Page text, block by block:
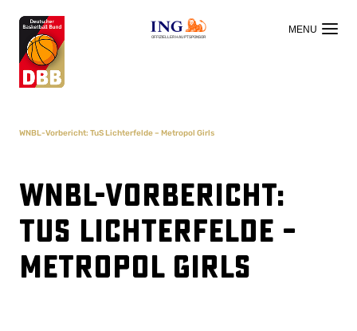
OFFIZIELLER HAUPTSPONSOR
WNBL-Vorbericht: TuS Lichterfelde – Metropol Girls
WNBL-Vorbericht:
TuS Lichterfelde –
Metropol Girls